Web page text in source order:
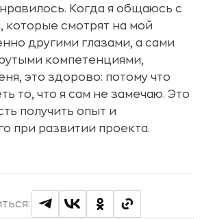
Когда я общаюсь с
смотрят на мой
другими глазами, а сами
компетенциями,
это здорово: потому что
то, что я сам не замечаю. Это
получить опыт и
при развитии проекта.